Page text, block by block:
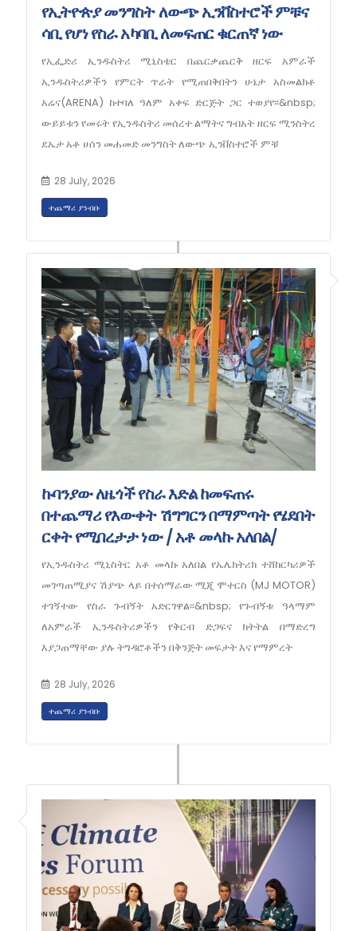
የኢትዮጵያ መንግስት ለውጭ ኢንቨስተሮች ምቹና
ሳቢ የሆነ የስራ አካባቢ ለመፍጠር ቁርጠኛ ነው
የኢፌድሪ ኢንዱስትሪ ሚኒስቴር በጨርቃጨርቅ ዘርፍ አምራች
ኢንዱስትሪዎችን የምርት ጥራት የሚጠበቅበትን ሁኔታ አስመልክቶ
አሬና(ARENA) ከተባለ ዓለም አቀፍ ድርጅት ጋር ተወያየ፡፡&nbsp;
ውይይቱን የመሩት የኢንዱስትሪ መሰረተ ልማትና ግብአት ዘርፍ ሚንስትረ
ደኤታ አቶ ሀሰን መሐመድ መንግስት ለውጭ ኢንቨስተሮች ምቹ
28 July, 2026
ተጨማሪ ያንብቡ
ኩባንያው ለዜጎች የስራ እድል ከመፍጠሩ
በተጨማሪ የእውቀት ሽግግርን በማምጣት የሄደበት
ርቀት የሚበረታታ ነው / አቶ መላኩ አለበል/
የኢንዱስትሪ ሚኒስትር አቶ መላኩ አለበል የኤሌክትሪክ ተሸከርካሪዎች
መገጣጠሚያና ሽያጭ ላይ በተሰማራው ሚጂ ሞተርስ (MJ MOTOR)
ተገኝተው የስራ ጉብኝት አድርገዋል፡፡&nbsp; የጉብኝቱ ዓላማም
ለአምራች ኢንዱስትሪዎችን የቅርብ ድጋፍና ክትትል በማድረግ
እያጋጠማቸው ያሉ ትግዳሮቶችን በቅንጅት መፍታት እና የማምረት
28 July, 2026
ተጨማሪ ያንብቡ